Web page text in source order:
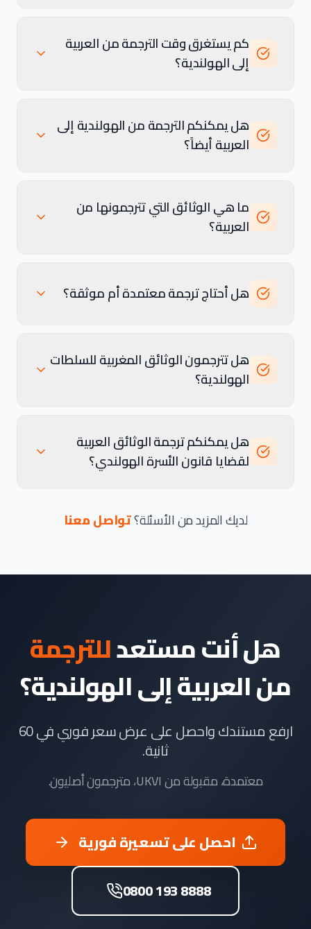
كم يستغرق وقت الترجمة من العربية
إلى الهولندية؟
هل يمكنكم الترجمة من الهولندية إلى
العربية أيضاً؟
ما هي الوثائق التي تترجمونها من
العربية؟
هل أحتاج ترجمة معتمدة أم موثقة؟
هل تترجمون الوثائق المغربية للسلطات
الهولندية؟
هل يمكنكم ترجمة الوثائق العربية
لقضايا قانون الأسرة الهولندي؟
لديك المزيد من الأسئلة؟تواصل معنا
هل أنت مستعدللترجمة
من العربية إلى الهولندية؟
ارفع مستندك واحصل على عرض سعر فوري في 60
ثانية.
معتمدة، مقبولة من UKVI، مترجمون أصليون.
احصل على تسعيرة فورية
0800 193 8888